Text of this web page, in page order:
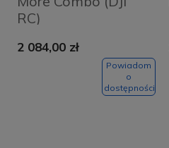
RC)
2 084,00 zł
Powiadom
o
dostępności